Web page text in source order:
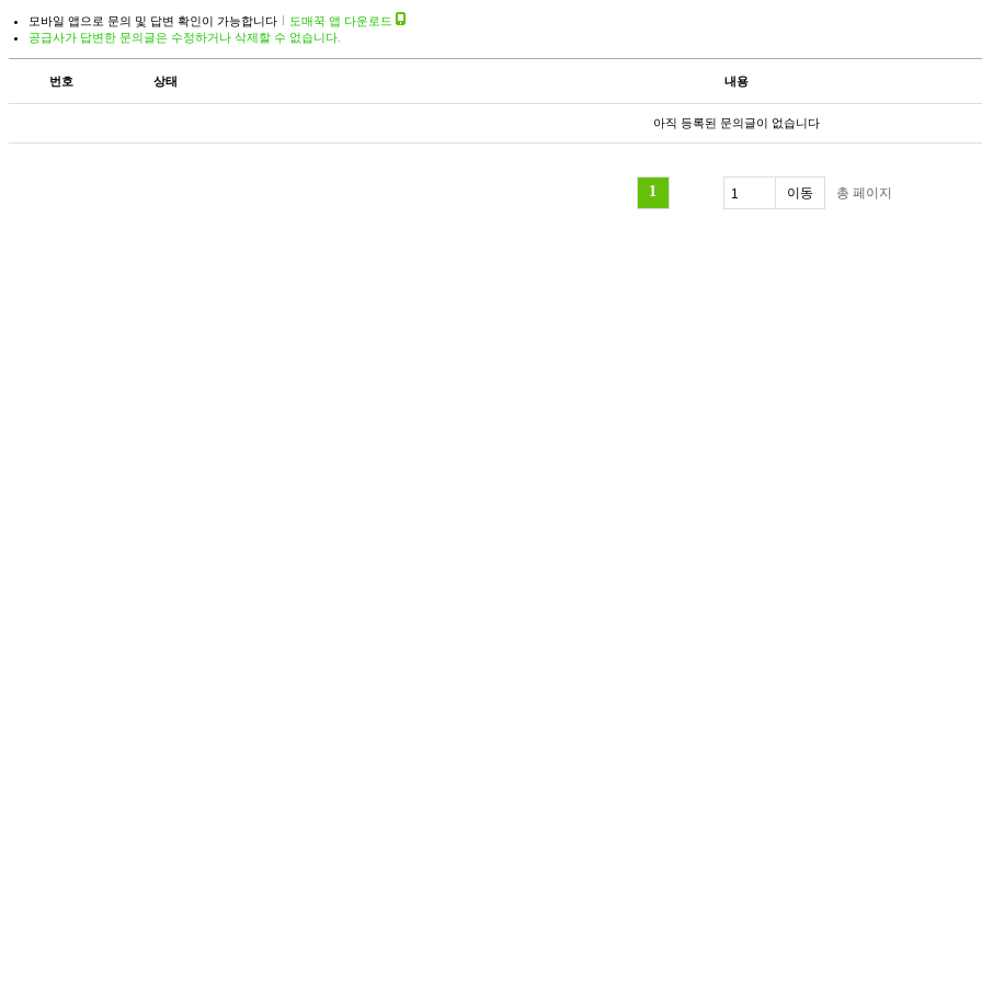
모바일 앱으로 문의 및 답변 확인이 가능합니다
도매꾹 앱 다운로드
공급사가 답변한 문의글은 수정하거나 삭제할 수 없습니다.
번호 상태 내용
아직 등록된 문의글이 없습니다
1 총 페이지